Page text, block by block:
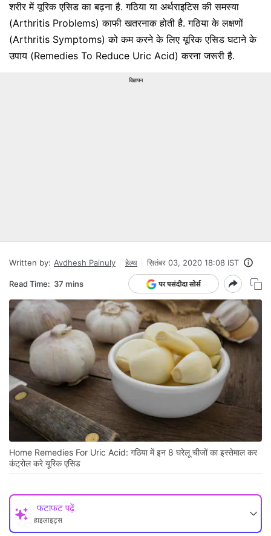
शरीर में यूरिक एसिड का बढ़ना है. गठिया या अर्थराइटिस की समस्या
(Arthritis Problems) काफी खतरनाक होती है. गठिया के लक्षणों
(Arthritis Symptoms) को कम करने के लिए यूरिक एसिड घटाने के
उपाय (Remedies To Reduce Uric Acid) करना जरूरी है.
विज्ञापन
Written by: Avdhesh Painuly हेल्थ सितंबर 03, 2020 18:08 IST
Read Time: 37 mins
Home Remedies For Uric Acid: गठिया में इन 8 घरेलू चीजों का इस्तेमाल कर
कंट्रोल करे यूरिक एसिड
फटाफट पढ़ें
हाइलाइट्स